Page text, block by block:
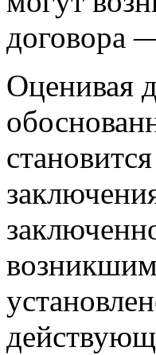
договора
Оценивая